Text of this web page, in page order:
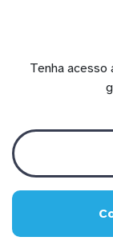
Tenha acesso